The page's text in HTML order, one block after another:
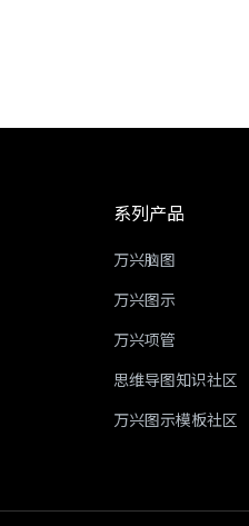
系列产品
万兴脑图
万兴图示
万兴项管
思维导图知识社区
万兴图示模板社区